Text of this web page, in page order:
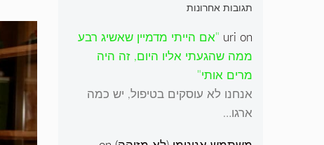
תגובות אחרונות
uri on
"אם הייתי מדמיין שאשיג רבע
ממה שהגעתי אליו היום, זה היה
מרים אותי"
אנחנו לא עוסקים בטיפול, יש כמה
ארגו…